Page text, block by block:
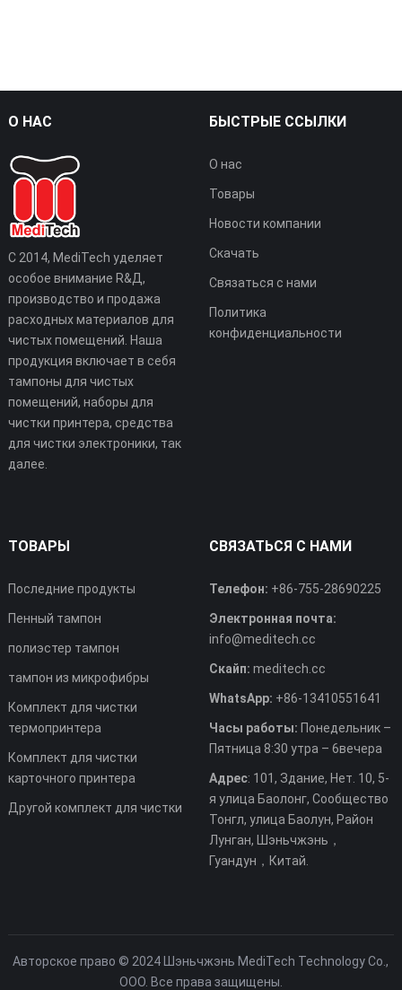
О НАС
С 2014, MediTech уделяет
особое внимание R&Д,
производство и продажа
расходных материалов для
чистых помещений. Наша
продукция включает в себя
тампоны для чистых
помещений, наборы для
чистки принтера, средства
для чистки электроники, так
далее.
БЫСТРЫЕ ССЫЛКИ
О нас
Товары
Новости компании
Скачать
Связаться с нами
Политика
конфиденциальности
ТОВАРЫ
Последние продукты
Пенный тампон
полиэстер тампон
тампон из микрофибры
Комплект для чистки
термопринтера
Комплект для чистки
карточного принтера
Другой комплект для чистки
СВЯЗАТЬСЯ С НАМИ
Телефон: +86-755-28690225
Электронная почта:
info@meditech.cc
Скайп: meditech.cc
WhatsApp: +86-13410551641
Часы работы: Понедельник –
Пятница 8:30 утра – 6вечера
Адрес: 101, Здание, Нет. 10, 5-
я улица Баолонг, Сообщество
Тонгл, улица Баолун, Район
Лунган, Шэньчжэнь，
Гуандун，Китай.
Авторское право © 2024 Шэньчжэнь MediTech Technology Co.,
ООО. Все права защищены.